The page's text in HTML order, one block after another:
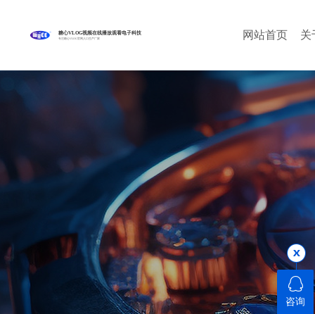
糖心VLOG视频在线播放观看电子科技
专注糖心VLOG官网入口生产厂家 网站首页 关
咨询